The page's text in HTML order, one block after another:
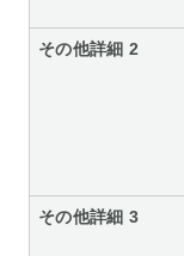
その他詳細 2
その他詳細 3